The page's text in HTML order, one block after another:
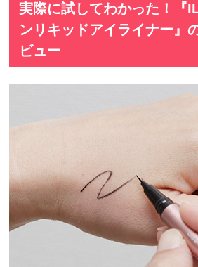
実際に試してわかった！『
ンリキッドアイライナー』
ビュー